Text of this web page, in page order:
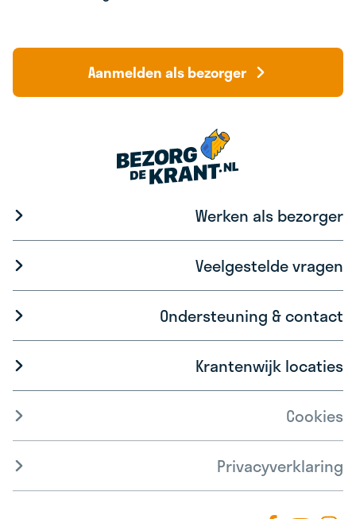
Aanmelden als bezorger
Werken als bezorger
Veelgestelde vragen
Ondersteuning & contact
Krantenwijk locaties
Cookies
Privacyverklaring